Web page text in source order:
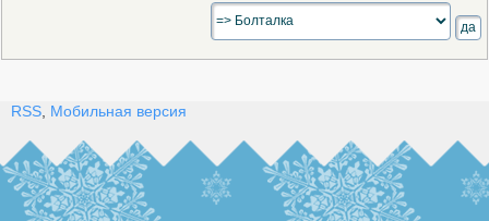
RSS Мобильная версия